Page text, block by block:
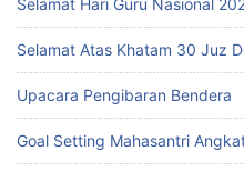
Selamat Hari Guru Nasional
Selamat Atas Khatam 30 Juz
Upacara Pengibaran Bendera
Goal Setting Mahasantri